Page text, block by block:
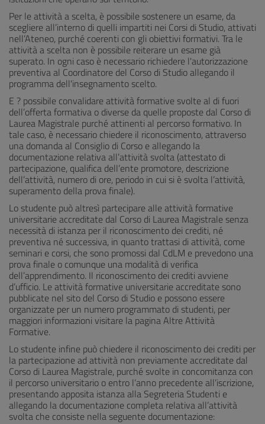
Per le attività a scelta, è possibile sostenere un esame, da
scegliere all’interno di quelli impartiti nei Corsi di Studio, attivati
nell’Ateneo, purché coerenti con gli obiettivi formativi. Tra le
attività a scelta non è possibile reiterare un esame già
superato. In ogni caso è necessario richiedere l'autorizzazione
preventiva al Coordinatore del Corso di Studio allegando il
programma dell'insegnamento scelto.
E ? possibile convalidare attività formative svolte al di fuori
dell’offerta formativa o diverse da quelle proposte dal Corso di
Laurea Magistrale purché attinenti al percorso formativo. In
tale caso, è necessario chiedere il riconoscimento, attraverso
una domanda al Consiglio di Corso e allegando la
documentazione relativa all’attività svolta (attestato di
partecipazione, qualifica dell’ente promotore, descrizione
dell’attività, numero di ore, periodo in cui si è svolta l’attività,
superamento della prova finale).
Lo studente può altresì partecipare alle attività formative
universitarie accreditate dal Corso di Laurea Magistrale senza
necessità di istanza per il riconoscimento dei crediti, né
preventiva né successiva, in quanto trattasi di attività, come
seminari e corsi, che sono promossi dal CdLM e prevedono una
prova finale o comunque una modalità di verifica
dell’apprendimento. Il riconoscimento dei crediti avviene
d’ufficio. Le attività formative universitarie accreditate sono
pubblicate nel sito del Corso di Studio e possono essere
organizzate per un numero programmato di studenti, per
maggiori informazioni visitare la pagina Altre Attività
Formative.
Lo studente infine può chiedere il riconoscimento dei crediti per
la partecipazione ad attività non previamente accreditate dal
Corso di Laurea Magistrale, purché svolte in concomitanza con
il percorso universitario o entro l’anno precedente all’iscrizione,
presentando apposita istanza alla Segreteria Studenti e
allegando la documentazione completa relativa all’attività
svolta che consiste nella seguente documentazione: